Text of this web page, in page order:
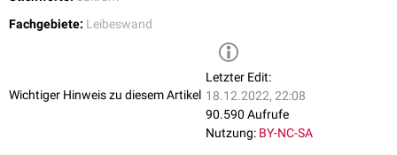
Fachgebiete: Leibeswand
Wichtiger Hinweis zu diesem Artikel
Letzter Edit:
18.12.2022, 22:08
90.590 Aufrufe
Nutzung: BY-NC-SA